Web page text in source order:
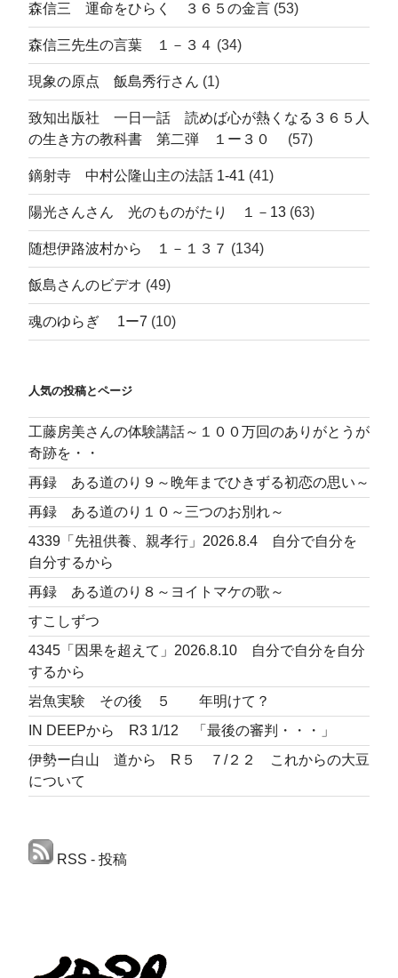
森信三 運命をひらく ３６５の金言 (53)
森信三先生の言葉 １－３４ (34)
現象の原点 飯島秀行さん (1)
致知出版社 一日一話 読めば心が熱くなる３６５人
の生き方の教科書 第二弾 １ー３０
(57)
鏑射寺 中村公隆山主の法話 1-41 (41)
陽光さんさん 光のものがたり １－13 (63)
随想伊路波村から １－１３７ (134)
飯島さんのビデオ (49)
魂のゆらぎ 1ー7 (10)
人気の投稿とページ
工藤房美さんの体験講話～１００万回のありがとうが
奇跡を・・
再録 ある道のり９～晩年までひきずる初恋の思い～
再録 ある道のり１０～三つのお別れ～
4339「先祖供養、親孝行」2026.8.4 自分で自分を
自分するから
再録 ある道のり８～ヨイトマケの歌～
すこしずつ
4345「因果を超えて」2026.8.10 自分で自分を自分
するから
岩魚実験 その後 ５ 年明けて？
IN DEEPから R3 1/12 「最後の審判・・・」
伊勢ー白山 道から R５ ７/２２ これからの大豆
について
RSS - 投稿